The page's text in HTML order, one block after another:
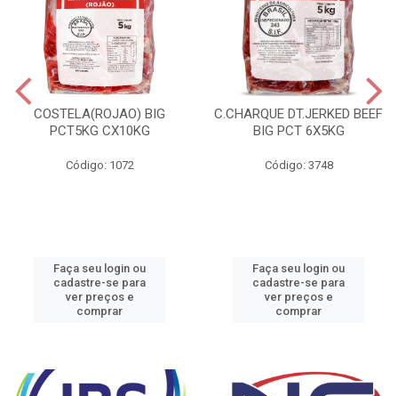
COSTELA(ROJAO) BIG
PCT5KG CX10KG
Código: 1072
Faça seu login ou
cadastre-se para
ver preços e
comprar
C.CHARQUE DT.JERKED BEEF
BIG PCT 6X5KG
Código: 3748
Faça seu login ou
cadastre-se para
ver preços e
comprar